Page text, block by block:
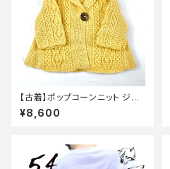
【古着】ポップコーンニット ジャ
ケット ケーブル
¥8,600